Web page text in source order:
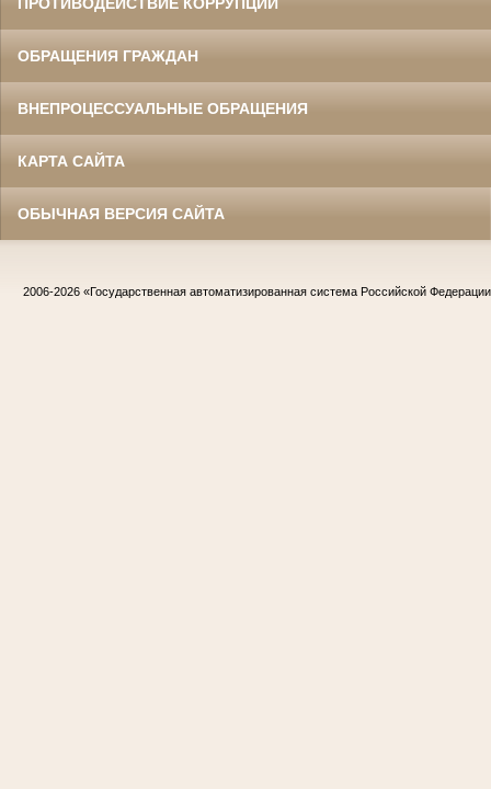
ОБРАЩЕНИЯ ГРАЖДАН
ВНЕПРОЦЕССУАЛЬНЫЕ ОБРАЩЕНИЯ
КАРТА САЙТА
ОБЫЧНАЯ ВЕРСИЯ САЙТА
2006-2026 «Государственная автоматизированная система Российской